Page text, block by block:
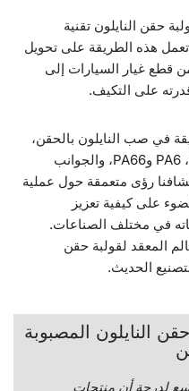
حقن النايلون تقنية
هذه الطريقة على تحويل
قطع غيار السيارات إلى
على التكيف.
في صب النايلون بالحقن،
مع التركيز على أكثر أشكاله شيوعًا، PA6 وPA66، والجوانب
رؤى متعمقة حول عملية
على كيفية تعزيز
في مختلف الصناعات.
المعقد لقولبة حقن
الحديث.
النايلون المصبوبة
لدرجة أن منتجات